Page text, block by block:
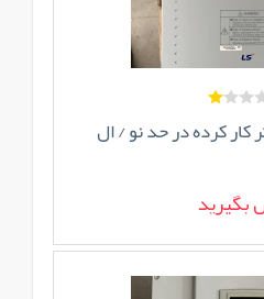
کار کرده در حد نو / ال
بگیرید